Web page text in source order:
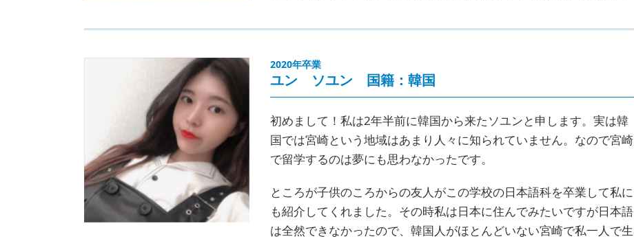
2020年卒業
ユン ソユン 国籍：韓国
初めまして！私は2年半前に韓国から来たソユンと申します。実は韓
国では宮崎という地域はあまり人々に知られていません。なので宮崎
で留学するのは夢にも思わなかったです。
ところが子供のころからの友人がこの学校の日本語科を卒業して私に
も紹介してくれました。その時私は日本に住んでみたいですが日本語
は全然できなかったので、韓国人がほとんどいない宮崎で私一人で生